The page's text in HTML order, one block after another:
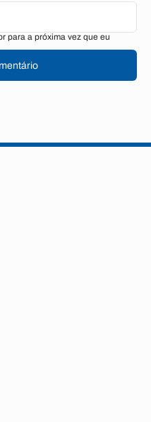
para a próxima vez que eu